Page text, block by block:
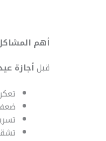
أهم
قبلأجازة
ضعف